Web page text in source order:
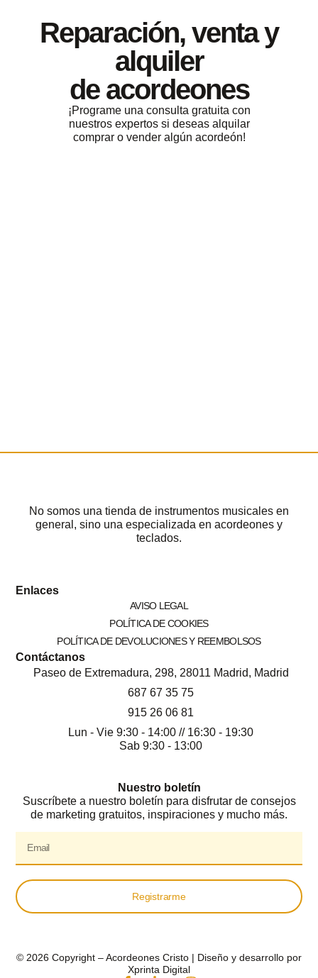
Reparación, venta y
alquiler
de acordeones
¡Programe una consulta gratuita con
nuestros expertos si deseas alquilar
comprar o vender algún acordeón!
No somos una tienda de instrumentos musicales en
general, sino una especializada en acordeones y
teclados.
Enlaces
AVISO LEGAL
POLÍTICA DE COOKIES
POLÍTICA DE DEVOLUCIONES Y REEMBOLSOS
Contáctanos
Paseo de Extremadura, 298, 28011 Madrid, Madrid
687 67 35 75
915 26 06 81
Lun - Vie 9:30 - 14:00 // 16:30 - 19:30
Sab 9:30 - 13:00
Nuestro boletín
Suscríbete a nuestro boletín para disfrutar de consejos
de marketing gratuitos, inspiraciones y mucho más.
Registrarme
© 2026 Copyright – Acordeones Cristo | Diseño y desarrollo por
Xprinta Digital